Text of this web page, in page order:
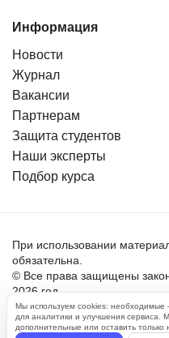
Информация
Новости
Журнал
Вакансии
Партнерам
Защита студентов
Наши эксперты
Подбор курса
При использовании
обязательна.
© Все права защищены
2026 год.
Пользовательское
Мы используем cookies:
для аналитики и улучшения сервиса.
дополнительные или оставить только